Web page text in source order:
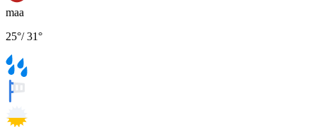
maa
25°/31°